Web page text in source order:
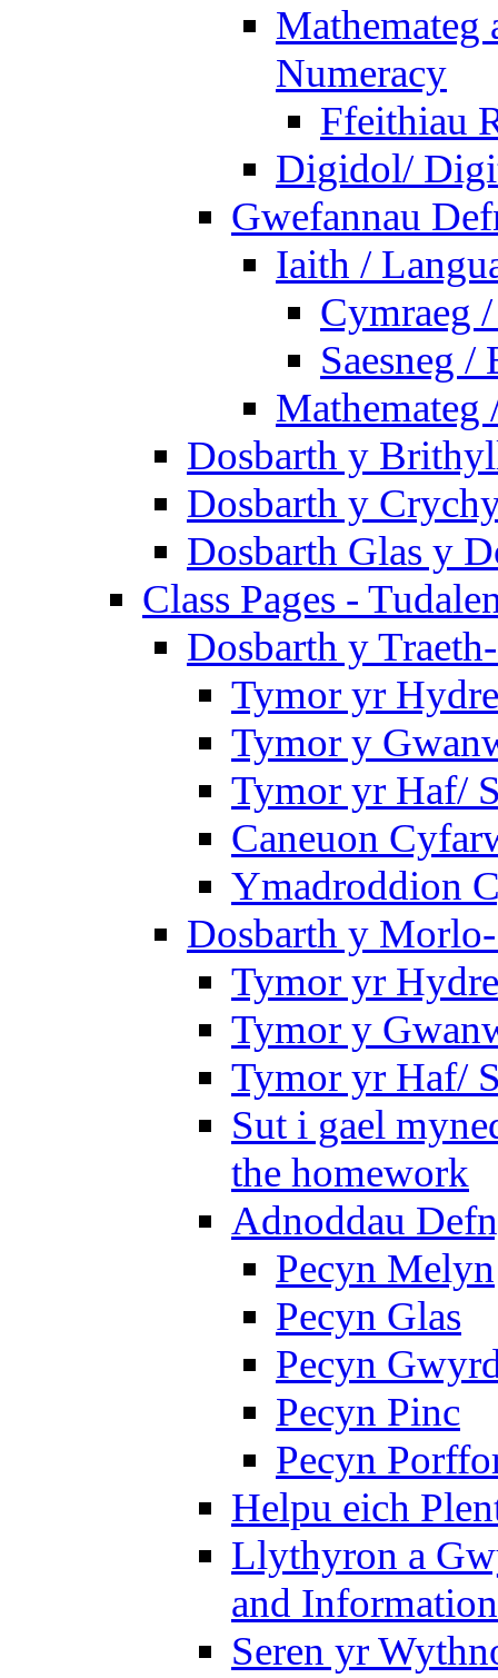
Mathemateg
Numeracy
Ffeithiau
Digidol/
Gwefannau
Iaith /
Cymraeg
Saesneg /
Mathemateg
Dosbarth y
Dosbarth y
Dosbarth Glas y
Class Pages -
Dosbarth y
Tymor yr
Tymor y
Tymor yr Haf/
Caneuon
Ymadroddion
Dosbarth y
Tymor yr
Tymor y
Tymor yr Haf/
Sut i gael
the homework
Adnoddau
Pecyn Melyn
Pecyn Glas
Pecyn
Pecyn Pinc
Pecyn
Helpu eich
Llythyron a
and Information
Seren yr